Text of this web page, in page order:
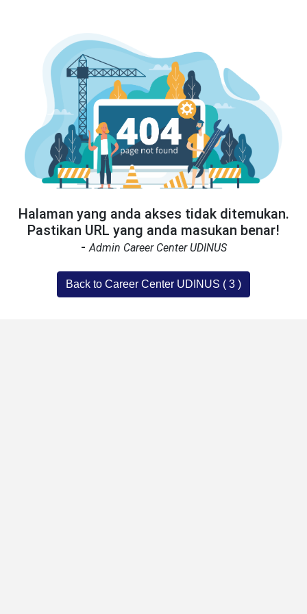
Halaman yang anda akses tidak ditemukan.
Pastikan URL yang anda masukan benar!
-Admin Career Center UDINUS
Back to Career Center UDINUS ( 3 )